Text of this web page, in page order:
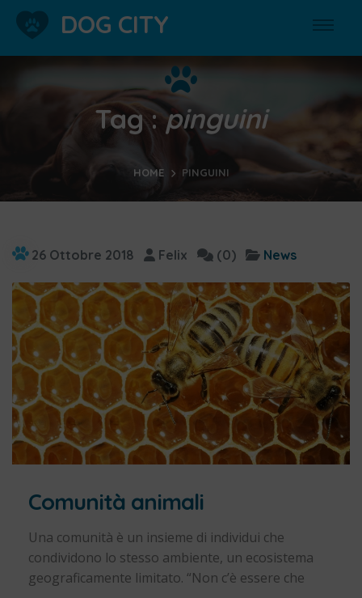
DOG CITY
Tag :pinguini
HOME PINGUINI
26 Ottobre 2018 Felix (0) News
Comunità animali
Una comunità è un insieme di individui che
condividono lo stesso ambiente, un ecosistema
geograficamente limitato. “Non c’è essere che